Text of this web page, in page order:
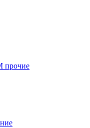
прочие